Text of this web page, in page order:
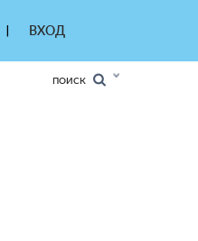
ВХОД
ПОИСК